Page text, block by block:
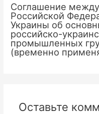
Соглашение
Российской
Украины об
российско-
промышленных
(временно
Оставьте